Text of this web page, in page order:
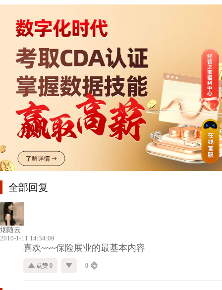
全部回复
烟随云
2010-1-11 14:34:09
喜欢~~~保险展业的最基本内容
点赞 0 0